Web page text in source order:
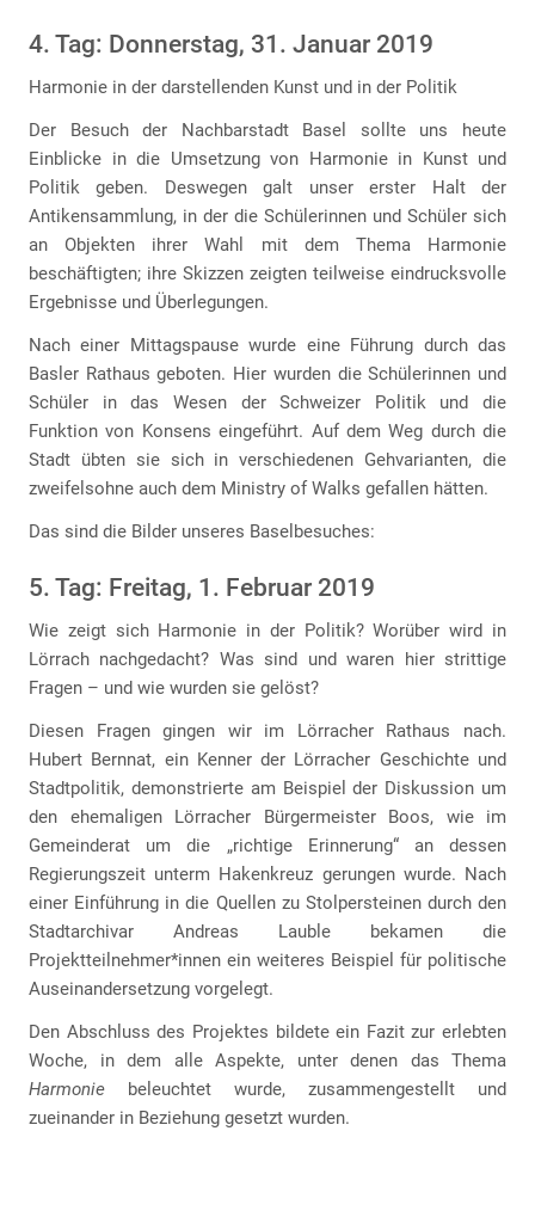
4. Tag: Donnerstag, 31. Januar 2019
Harmonie in der darstellenden Kunst und in der Politik
Der Besuch der Nachbarstadt Basel sollte uns heute
Einblicke in die Umsetzung von Harmonie in Kunst und
Politik geben. Deswegen galt unser erster Halt der
Antikensammlung, in der die Schülerinnen und Schüler sich
an Objekten ihrer Wahl mit dem Thema Harmonie
beschäftigten; ihre Skizzen zeigten teilweise eindrucksvolle
Ergebnisse und Überlegungen.
Nach einer Mittagspause wurde eine Führung durch das
Basler Rathaus geboten. Hier wurden die Schülerinnen und
Schüler in das Wesen der Schweizer Politik und die
Funktion von Konsens eingeführt. Auf dem Weg durch die
Stadt übten sie sich in verschiedenen Gehvarianten, die
zweifelsohne auch dem Ministry of Walks gefallen hätten.
Das sind die Bilder unseres Baselbesuches:
5. Tag: Freitag, 1. Februar 2019
Wie zeigt sich Harmonie in der Politik? Worüber wird in
Lörrach nachgedacht? Was sind und waren hier strittige
Fragen – und wie wurden sie gelöst?
Diesen Fragen gingen wir im Lörracher Rathaus nach.
Hubert Bernnat, ein Kenner der Lörracher Geschichte und
Stadtpolitik, demonstrierte am Beispiel der Diskussion um
den ehemaligen Lörracher Bürgermeister Boos, wie im
Gemeinderat um die „richtige Erinnerung“ an dessen
Regierungszeit unterm Hakenkreuz gerungen wurde. Nach
einer Einführung in die Quellen zu Stolpersteinen durch den
Stadtarchivar Andreas Lauble bekamen die
Projektteilnehmer*innen ein weiteres Beispiel für politische
Auseinandersetzung vorgelegt.
Den Abschluss des Projektes bildete ein Fazit zur erlebten
Woche, in dem alle Aspekte, unter denen das Thema
Harmonie beleuchtet wurde, zusammengestellt und
zueinander in Beziehung gesetzt wurden.